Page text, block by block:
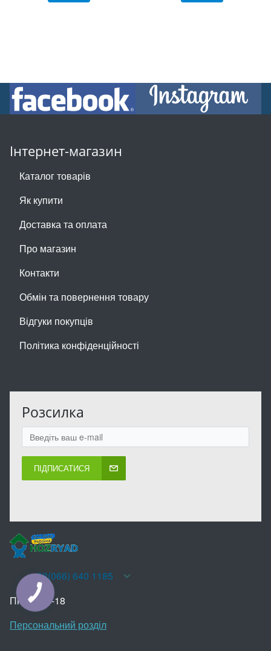
Інтернет-магазин
Каталог товарів
Як купити
Доставка та оплата
Про магазин
Контакти
Обмін та повернення товару
Відгуки покупців
Політика конфіденційності
Розсилка
ПІДПИСАТИСЯ
+38(066) 640 1185
Пн-Нд 10-18
Персональний розділ
КНОПКА
ЗВ'ЯЗКУ